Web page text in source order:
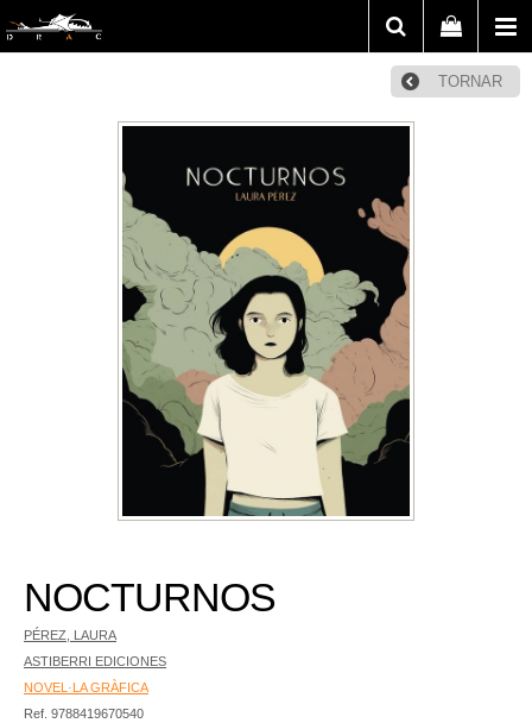
TORNAR
NOCTURNOS
PÉREZ, LAURA
ASTIBERRI EDICIONES
NOVEL·LA GRÀFICA
Ref. 9788419670540